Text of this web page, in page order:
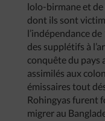
lolo-birmane et de
dont ils sont
l’indépendance
des supplétifs à
conquête du pays
assimilés aux
émissaires tout
Rohingyas furent
migrer au